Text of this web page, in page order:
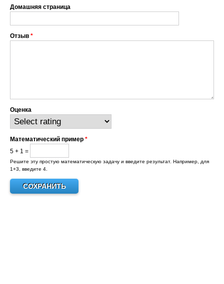
Домашняя страница
Отзыв *
Оценка
Математический пример *
5 + 1 =
Решите эту простую математическую задачу и введите результат. Например, для
1+3, введите 4.